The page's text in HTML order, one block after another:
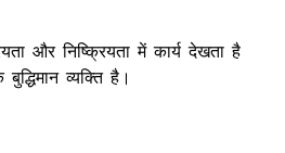
और निष्क्रियता में कार्य देखता है
व्यक्ति है।